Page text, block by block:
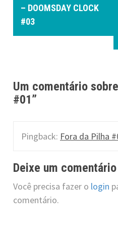
a
v
a
t
i
– DOOMSDAY CLOCK
#03
Um comentário
#01”
Pingback: Fora da Pilha
Deixe um comentário
Você precisa fazer o login
comentário.